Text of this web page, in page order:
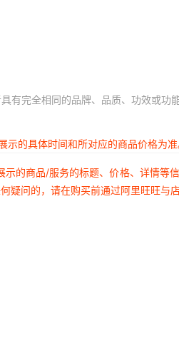
有完全相同的品牌、品质、功效或功能
的具体时间和所对应的商品价格为准
的商品/服务的标题、价格、详情等
问的，请在购买前通过阿里旺旺